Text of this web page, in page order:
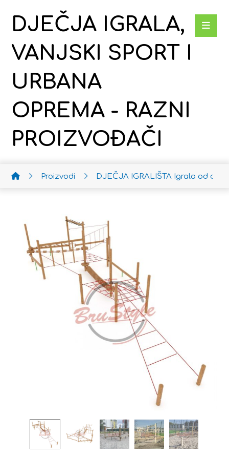
DJEČJA IGRALA,
VANJSKI SPORT I
URBANA
OPREMA - RAZNI
PROIZVOĐAČI
Proizvodi DJEČJA IGRALIŠTA Igrala od drva